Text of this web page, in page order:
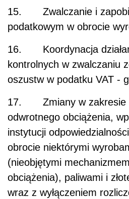
15. Zwalczanie i
podatkowym w obrocie
16. Koordynacja
kontrolnych w zwalczaniu
oszustw w podatku VAT -
17. Zmiany w zakresie
odwrotnego obciążenia,
instytucji
obrocie niektórymi
(nieobjętymi
obciążenia), paliwami i
wraz z wyłączeniem